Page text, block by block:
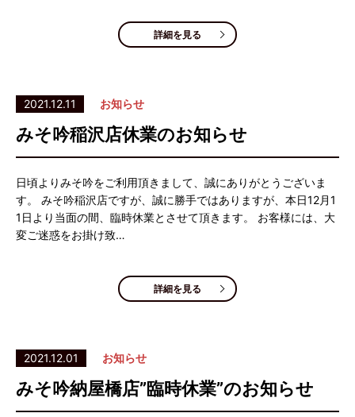
詳細を見る
2021.12.11 お知らせ
みそ吟稲沢店休業のお知らせ
日頃よりみそ吟をご利用頂きまして、誠にありがとうございま
す。 みそ吟稲沢店ですが、誠に勝手ではありますが、本日12月1
1日より当面の間、臨時休業とさせて頂きます。 お客様には、大
変ご迷惑をお掛け致…
詳細を見る
2021.12.01 お知らせ
みそ吟納屋橋店”臨時休業”のお知らせ